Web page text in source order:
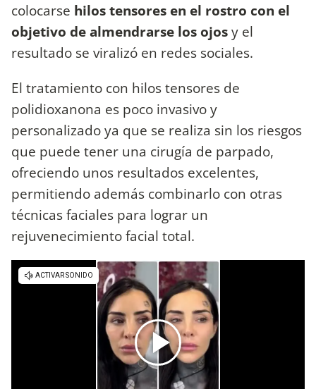
colocarse hilos tensores en el rostro con el
objetivo de almendrarse los ojosy el
resultado se viralizó en redes sociales.
El tratamiento con hilos tensores de
polidioxanona es poco invasivo y
personalizado ya que se realiza sin los riesgos
que puede tener una cirugía de parpado,
ofreciendo unos resultados excelentes,
permitiendo además combinarlo con otras
técnicas faciales para lograr un
rejuvenecimiento facial total.